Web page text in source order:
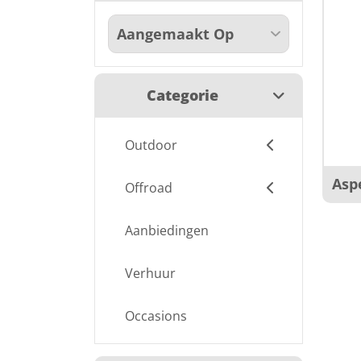
Categorie
Outdoor
Offroad
Aanbiedingen
Verhuur
Occasions